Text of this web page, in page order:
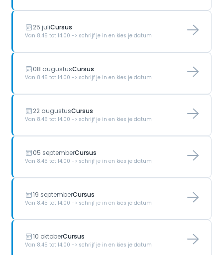
25 juliCursus
Van 8.45 tot 14.00 -> schrijf je in en kies je datum
08 augustusCursus
Van 8.45 tot 14.00 -> schrijf je in en kies je datum
22 augustusCursus
Van 8.45 tot 14.00 -> schrijf je in en kies je datum
05 septemberCursus
Van 8.45 tot 14.00 -> schrijf je in en kies je datum
19 septemberCursus
Van 8.45 tot 14.00 -> schrijf je in en kies je datum
10 oktoberCursus
Van 8.45 tot 14.00 -> schrijf je in en kies je datum